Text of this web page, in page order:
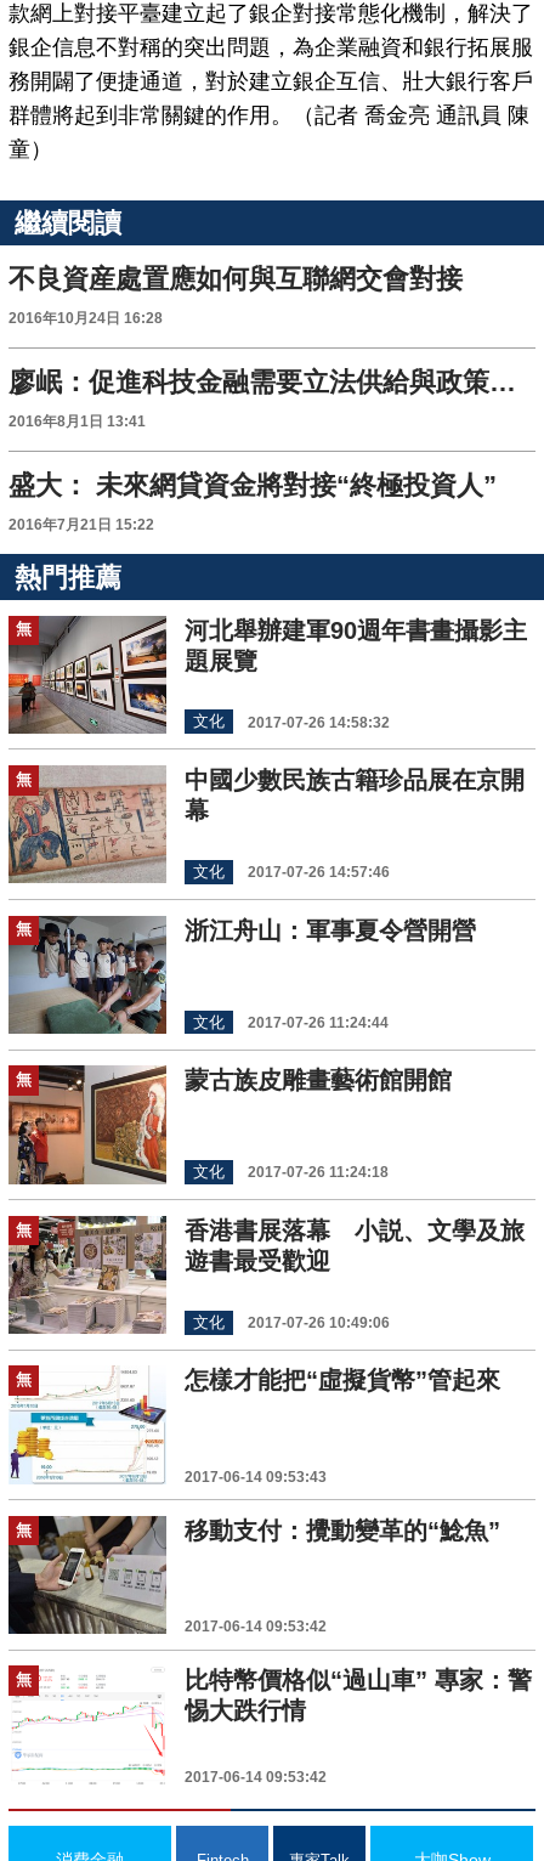
款網上對接平臺建立起了銀企對接常態化機制，解決了
銀企信息不對稱的突出問題，為企業融資和銀行拓展服
務開闢了便捷通道，對於建立銀企互信、壯大銀行客戶
群體將起到非常關鍵的作用。（記者 喬金亮 通訊員 陳
童）
繼續閱讀
不良資産處置應如何與互聯網交會對接
2016年10月24日 16:28
廖岷：促進科技金融需要立法供給與政策對接並重
2016年8月1日 13:41
盛大： 未來網貸資金將對接“終極投資人”
2016年7月21日 15:22
熱門推薦
無
河北舉辦建軍90週年書畫攝影主
題展覽
文化 2017-07-26 14:58:32
無
中國少數民族古籍珍品展在京開
幕
文化 2017-07-26 14:57:46
無 浙江舟山：軍事夏令營開營
文化 2017-07-26 11:24:44
無 蒙古族皮雕畫藝術館開館
文化 2017-07-26 11:24:18
無
香港書展落幕 小説、文學及旅
遊書最受歡迎
文化 2017-07-26 10:49:06
無 怎樣才能把“虛擬貨幣”管起來
2017-06-14 09:53:43
無 移動支付：攪動變革的“鯰魚”
2017-06-14 09:53:42
無
比特幣價格似“過山車” 專家：警
惕大跌行情
2017-06-14 09:53:42